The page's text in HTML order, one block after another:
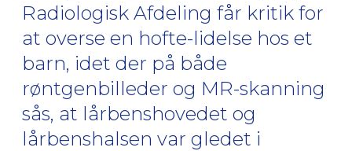
Radiologisk Afdeling får kritik for
at overse en hofte-lidelse hos et
barn, idet der på både
røntgenbilleder og MR-skanning
sås, at lårbenshovedet og
lårbenshalsen var gledet i